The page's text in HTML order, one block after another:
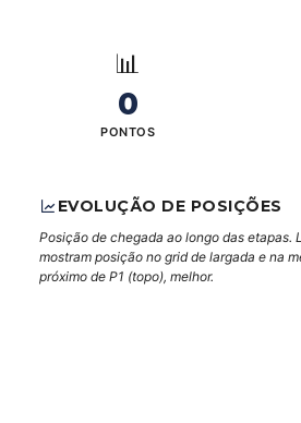
📊
0
PONTOS
EVOLUÇÃO DE POSIÇÕES
Posição de chegada ao longo das etapas.
mostram posição no grid de largada e na
próximo de P1 (topo), melhor.